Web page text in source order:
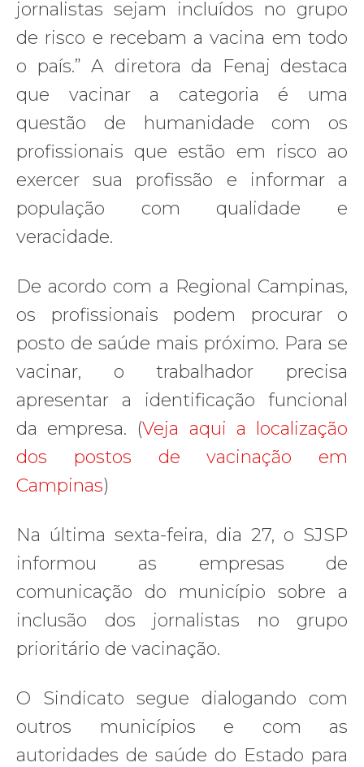
jornalistas sejam incluídos no grupo
de risco e recebam a vacina em todo
o país.” A diretora da Fenaj destaca
que vacinar a categoria é uma
questão de humanidade com os
profissionais que estão em risco ao
exercer sua profissão e informar a
população com qualidade e
veracidade.
De acordo com a Regional Campinas,
os profissionais podem procurar o
posto de saúde mais próximo. Para se
vacinar, o trabalhador precisa
apresentar a identificação funcional
da empresa. (Veja aqui a localização
dos postos de vacinação em
Campinas)
Na última sexta-feira, dia 27, o SJSP
informou as empresas de
comunicação do município sobre a
inclusão dos jornalistas no grupo
prioritário de vacinação.
O Sindicato segue dialogando com
outros municípios e com as
autoridades de saúde do Estado para